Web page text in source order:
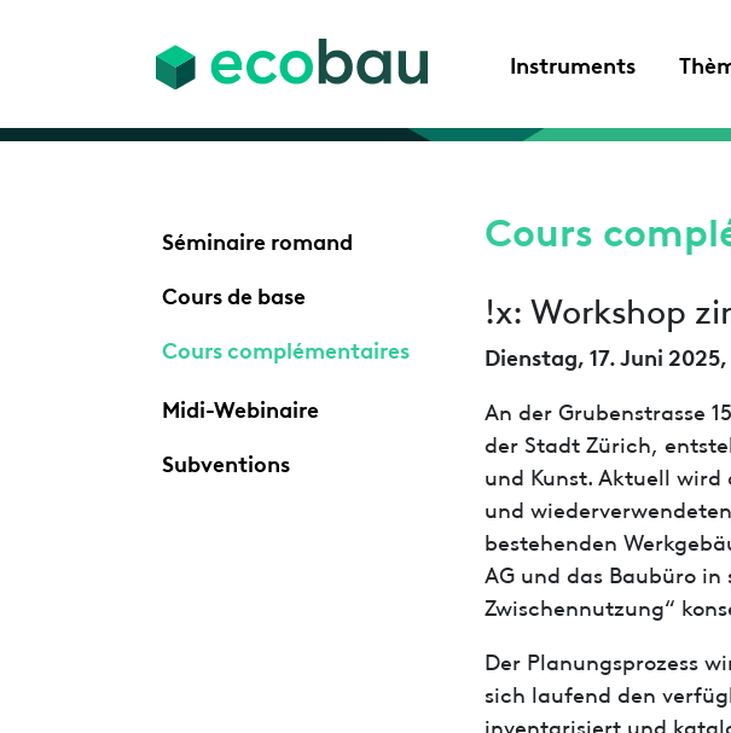
Instruments
Séminaire romand
Cours de base
Cours complémentaires
Midi-Webinaire
Subventions
Cours
!x: Workshop
Dienstag, 17. Juni
An der Grubenstrasse
der Stadt Zürich,
und Kunst. Aktuell
und
bestehenden
AG und das Baubüro
Zwischennutzung“
Der Planungsprozess
sich laufend den
inventarisiert und